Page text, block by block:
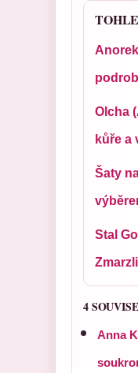
Olcha
kůře a
Šaty
Stal
4
Anna